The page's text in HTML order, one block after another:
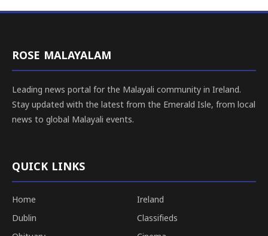
ROSE MALAYALAM
Leading news portal for the Malayali community in Ireland.
Stay updated with the latest from the Emerald Isle, from local
news to global Malayali events.
QUICK LINKS
Home
Ireland
Dublin
Classifieds